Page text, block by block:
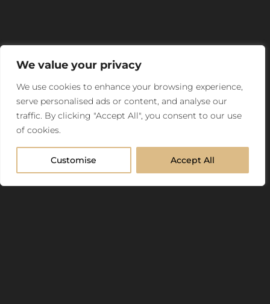
We value your privacy
We use cookies to enhance your browsing experience,
serve personalised ads or content, and analyse our
traffic. By clicking "Accept All", you consent to our use
of cookies.
Customise Accept All